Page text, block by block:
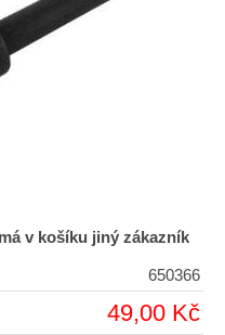
v košíku jiný zákazník
650366
49,00 Kč